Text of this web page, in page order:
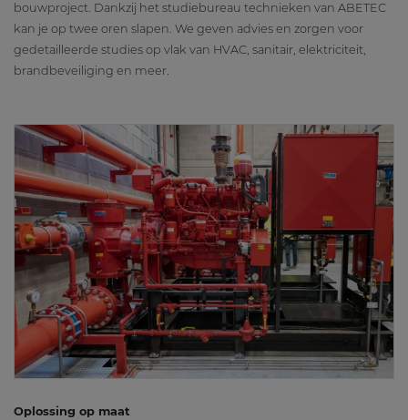
bouwproject. Dankzij het studiebureau technieken van ABETEC
kan je op twee oren slapen. We geven advies en zorgen voor
gedetailleerde studies op vlak van HVAC, sanitair, elektriciteit,
brandbeveiliging en meer.
Oplossing op maat